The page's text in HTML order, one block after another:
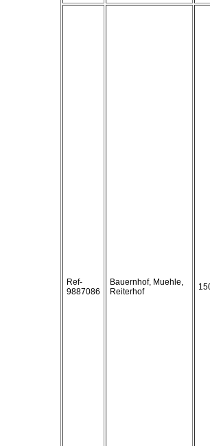
Ref-
9887086
Bauernhof, Muehle,
Reiterhof